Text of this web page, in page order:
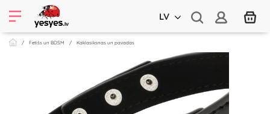
LV
Fetišs un BDSM Kaklasiksnas un pavadas